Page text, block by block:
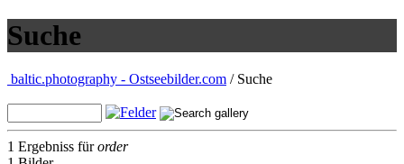
Suche
baltic.photography - Ostseebilder.com / Suche
1 Ergebniss fürorder